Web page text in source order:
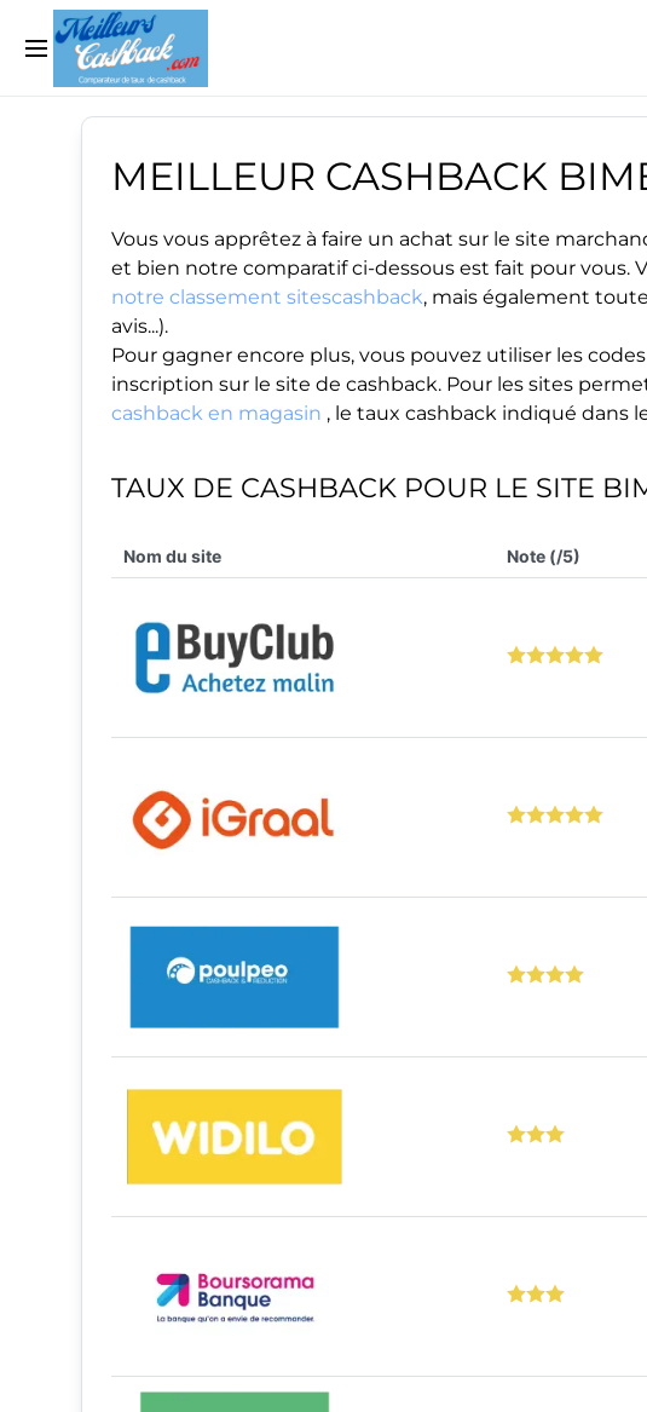
MEILLEUR CASHBACK
Vous vous apprêtez à faire un achat sur le site
et bien notre comparatif ci-dessous est fait pour vous.
notre classement sitescashback, mais également
avis...).
Pour gagner encore plus, vous pouvez utiliser les
inscription sur le site de cashback. Pour les sites
cashback en magasin , le taux cashback indiqué dans
TAUX DE CASHBACK POUR LE SITE
Nom du site Note (/5)